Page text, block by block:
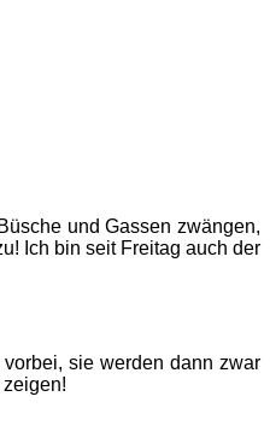
und Gassen zwängen,
Ich bin seit Freitag auch der
sie werden dann zwar